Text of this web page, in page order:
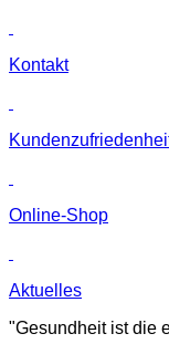
Kontakt
Online-Shop
Aktuelles
"Gesundheit ist die